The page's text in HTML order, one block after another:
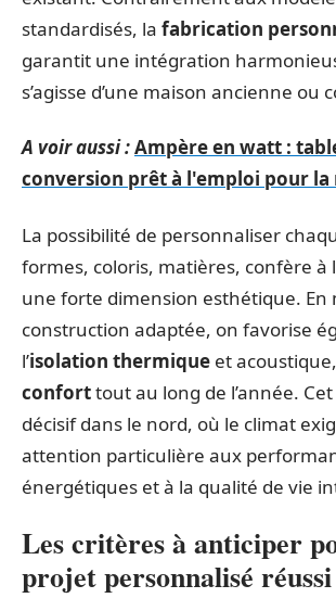
standardisés, la fabrication
garantit une intégration
s’agisse d’une maison ancienne ou
A voir aussi :Ampère en watt :
conversion prêt à l'emploi pour la
La possibilité de personnaliser
formes, coloris, matières, confère à
une forte dimension esthétique. En
construction adaptée, on favorise
l’isolation thermique et
conforttout au long de l’année.
décisif dans le nord, où le climat
attention particulière aux
énergétiques et à la qualité de vie
Les critères à anticiper
projet personnalisé réussi